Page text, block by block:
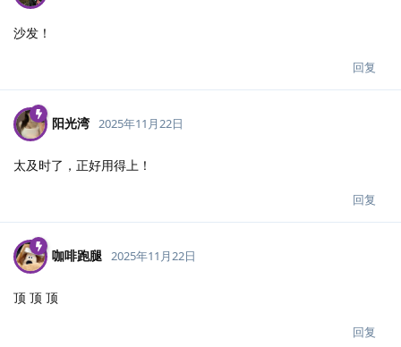
沙发！
回复
阳光湾 2025年11月22日
太及时了，正好用得上！
回复
咖啡跑腿 2025年11月22日
顶 顶 顶
回复